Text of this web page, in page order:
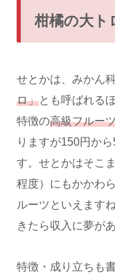
柑橘の大ト
せとかは、みかん
ロ」とも呼ばれる
特徴の高級フルー
りますが150円か
す。せとかはそこ
程度）にもかかわ
ルーツといえます
きたら収入に夢が
特徴・成り立ちも